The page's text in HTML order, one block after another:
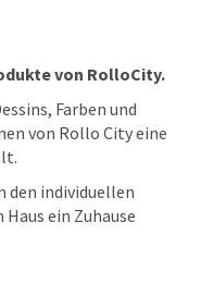
von RolloCity.
Farben und
von Rollo City eine
den individuellen
ein Zuhause